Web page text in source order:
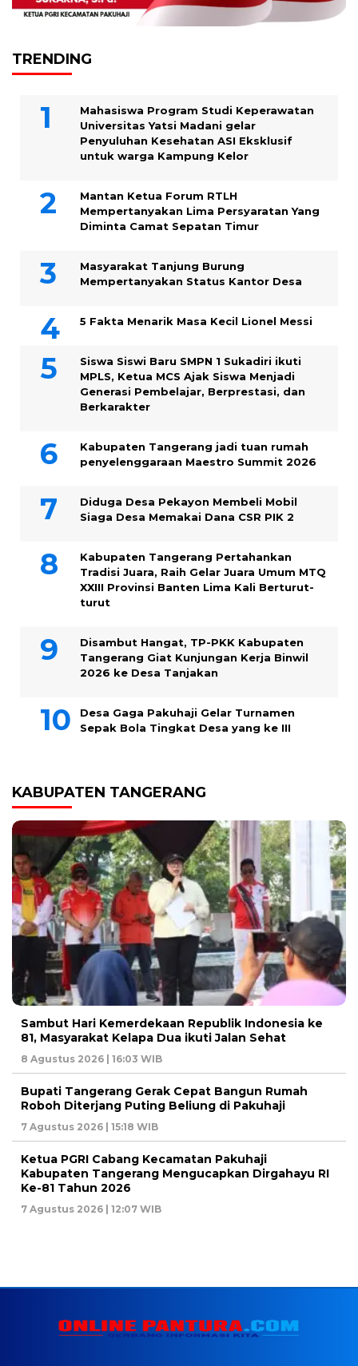
TRENDING
Mahasiswa Program Studi Keperawatan
Universitas Yatsi Madani gelar
Penyuluhan Kesehatan ASI Eksklusif
untuk warga Kampung ‎Kelor
Mantan Ketua Forum RTLH
Mempertanyakan Lima Persyaratan Yang
Diminta Camat Sepatan Timur
Masyarakat Tanjung Burung
Mempertanyakan Status Kantor Desa
5 Fakta Menarik Masa Kecil Lionel Messi
Siswa Siswi Baru SMPN 1 Sukadiri ikuti
MPLS, Ketua MCS Ajak Siswa Menjadi
Generasi Pembelajar, Berprestasi, dan
Berkarakter
Kabupaten Tangerang jadi tuan rumah
penyelenggaraan Maestro Summit 2026
Diduga Desa Pekayon Membeli Mobil
Siaga Desa Memakai Dana CSR PIK 2
Kabupaten Tangerang Pertahankan
Tradisi Juara, Raih Gelar Juara Umum MTQ
XXIII Provinsi Banten Lima Kali Berturut-
turut
Disambut Hangat, TP-PKK Kabupaten
Tangerang Giat Kunjungan Kerja Binwil
2026 ke Desa Tanjakan
Desa Gaga Pakuhaji Gelar Turnamen
Sepak Bola Tingkat Desa yang ke III
KABUPATEN TANGERANG
Sambut Hari Kemerdekaan Republik Indonesia ke
81, Masyarakat Kelapa Dua ikuti Jalan Sehat
8 Agustus 2026 | 16:03 WIB
Bupati Tangerang Gerak Cepat Bangun Rumah
Roboh Diterjang Puting Beliung di Pakuhaji
7 Agustus 2026 | 15:18 WIB
Ketua PGRI Cabang Kecamatan Pakuhaji
Kabupaten Tangerang Mengucapkan Dirgahayu RI
Ke-81 Tahun 2026
7 Agustus 2026 | 12:07 WIB